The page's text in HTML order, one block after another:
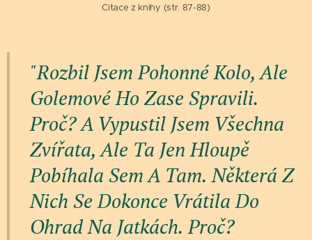
Citace z knihy (str. 87-88)
"Rozbil Jsem Pohonné Kolo, Ale
Golemové Ho Zase Spravili.
Proč? A Vypustil Jsem Všechna
Zvířata, Ale Ta Jen Hloupě
Pobíhala Sem A Tam. Některá Z
Nich Se Dokonce Vrátila Do
Ohrad Na Jatkách. Proč?